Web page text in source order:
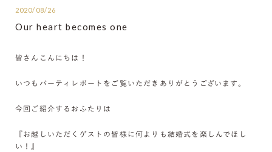
2020/08/26
Our heart becomes one
皆さんこんにちは！
いつもパーティレポートをご覧いただきありがとうございます。
今回ご紹介するおふたりは
『お越しいただくゲストの皆様に何よりも結婚式を楽しんでほし
い！』